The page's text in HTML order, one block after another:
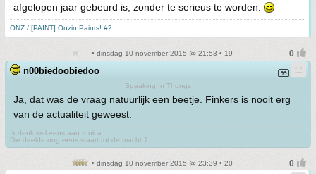
afgelopen jaar gebeurd is, zonder te serieus te worden.
ONZ / [PAINT] Onzin Paints! #2
• dinsdag 10 november 2015 @ 21:53 • 19
n00biedoobiedoo
Speaking In Thongs
Ja, dat was de vraag natuurlijk een beetje. Finkers is nooit erg
van de actualiteit geweest.
Ik denk wel eens aan Ionica
Die deelde nog eens staart tot de macht 7
• dinsdag 10 november 2015 @ 23:39 • 20